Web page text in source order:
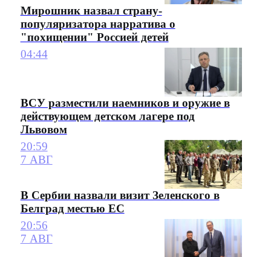
Мирошник назвал страну-
популяризатора нарратива о
"похищении" Россией детей
04:44
ВСУ разместили наемников и оружие в
действующем детском лагере под
Львовом
20:59
7 АВГ
В Сербии назвали визит Зеленского в
Белград местью ЕС
20:56
7 АВГ